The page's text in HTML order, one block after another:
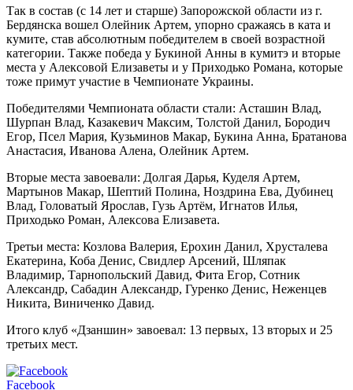
Так в состав (с 14 лет и старше) Запорожской области из г.
Бердянска вошел Олейник Артем, упорно сражаясь в ката и
кумите, став абсолютным победителем в своей возрастной
категории. Также победа у Букиной Анны в кумитэ и вторые
места у Алексовой Елизаветы и у Приходько Романа, которые
тоже примут участие в Чемпионате Украины.
Победителями Чемпионата области стали: Асташин Влад,
Шурпан Влад, Казакевич Максим, Толстой Данил, Бородич
Егор, Псел Мария, Кузьминов Макар, Букина Анна, Братанова
Анастасия, Иванова Алена, Олейник Артем.
Вторые места завоевали: Долгая Дарья, Куделя Артем,
Мартынов Макар, Шептий Полина, Ноздрина Ева, Дубинец
Влад, Головатый Ярослав, Гузь Артëм, Игнатов Илья,
Приходько Роман, Алексова Елизавета.
Третьи места: Козлова Валерия, Ерохин Данил, Хрусталева
Екатерина, Коба Денис, Свидлер Арсений, Шляпак
Владимир, Тарнопольский Давид, Фита Егор, Сотник
Александр, Сабадин Александр, Гуренко Денис, Неженцев
Никита, Виниченко Давид.
Итого клуб «Дзаншин» завоевал: 13 первых, 13 вторых и 25
третьих мест.
Facebook